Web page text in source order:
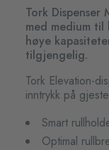
Tork
med medium
høye
tilgjengelig.
Tork Elevation-
inntrykk på
Smart
Optimal